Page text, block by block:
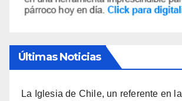
Últimas Noticias
La Iglesia de Chile, un referente en la